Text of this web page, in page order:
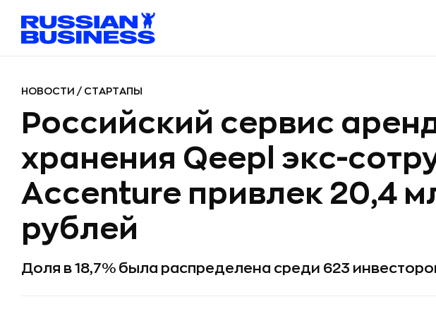
НОВОСТИ / СТАРТАПЫ
Российский сервис
хранения Qeepl экс-
Accenture привлек 20,4
рублей
Доля в 18,7% была распределена среди 623